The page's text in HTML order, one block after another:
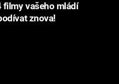
filmy vašeho mládí
znova!